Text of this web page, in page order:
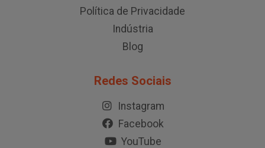
Política de Privacidade
Indústria
Blog
Redes Sociais
Instagram
Facebook
YouTube